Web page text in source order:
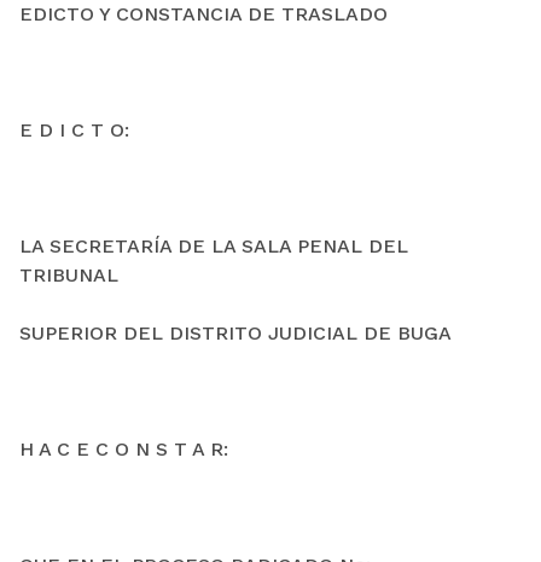
EDICTO Y CONSTANCIA DE TRASLADO
E D I C T O:
LA SECRETARÍA DE LA SALA PENAL DEL
TRIBUNAL
SUPERIOR DEL DISTRITO JUDICIAL DE BUGA
H A C E C O N S T A R: